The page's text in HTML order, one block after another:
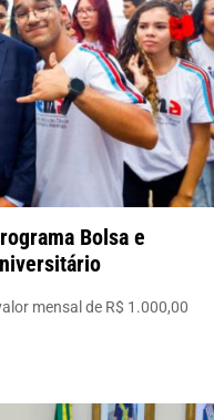
Bolsa e
mensal de R$ 1.000,00